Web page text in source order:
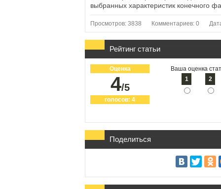
выбранных характеристик конечного
Просмотров: 3838 Комментариев: 0
Рейтинг статьи
Оценка
4/5
голосов: 4
Ваша оценка
1
2
Поделиться